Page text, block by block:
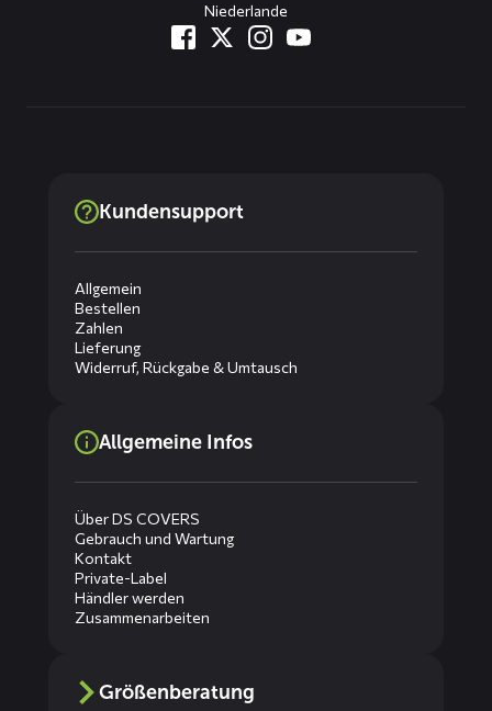
Niederlande
Kundensupport
Allgemein
Bestellen
Zahlen
Lieferung
Widerruf, Rückgabe & Umtausch
Allgemeine Infos
Über DS COVERS
Gebrauch und Wartung
Kontakt
Private-Label
Händler werden
Zusammenarbeiten
Größenberatung